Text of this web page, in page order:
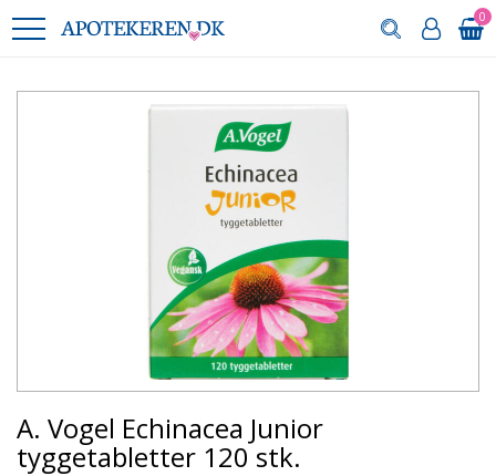
0
A. Vogel Echinacea Junior
tyggetabletter 120 stk.